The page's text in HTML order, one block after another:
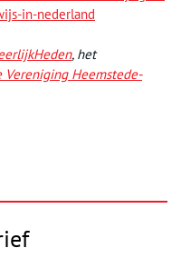
in-nederland
, het
Vereniging Heemstede-